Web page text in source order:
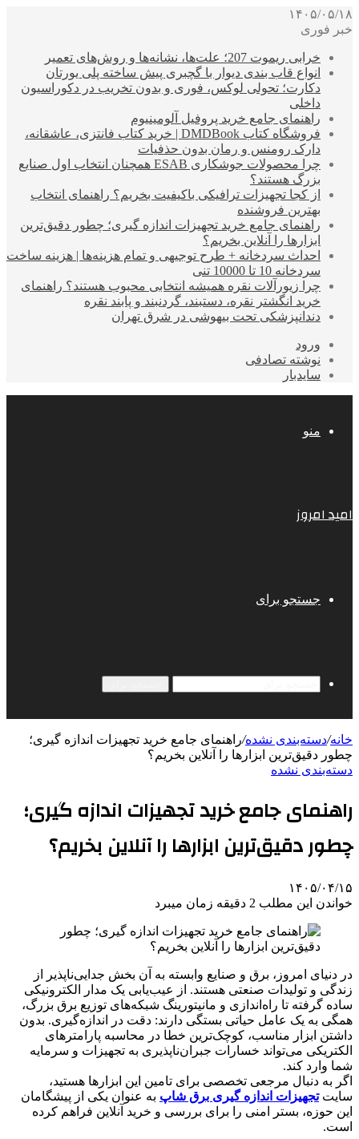
۱۴۰۵/۰۵/۱۸
خبر فوری
خرابی ریموت 207؛ علت‌ها، نشانه‌ها و روش‌های تعمیر
انواع قاب بندی دیوار با گچبری پیش ساخته پلی یورتان
دکارت؛ تحولی لوکس، فوری و بدون تخریب در دکوراسیون
داخلی
راهنمای جامع خرید پروفیل آلومینیوم
فروشگاه کتاب DMDBook | خرید کتاب فانتزی، عاشقانه،
دارک رومنس و رمان بدون حذفیات
چرا محصولات جوشکاری ESAB همچنان انتخاب اول صنایع
بزرگ هستند؟
از کجا تجهیزات ترافیکی باکیفیت بخریم؟ راهنمای انتخاب
بهترین فروشنده
راهنمای جامع خرید تجهیزات اندازه گیری؛ چطور دقیق‌ترین
ابزارها را آنلاین بخریم؟
احداث سردخانه + طرح توجیهی و تمام هزینه‌ها | هزینه ساخت
سردخانه 10 تا 10000 تنی
چرا زیورآلات نقره همیشه انتخابی محبوب هستند؟ راهنمای
خرید انگشتر نقره، دستبند، گردنبند و پابند نقره
دندانپزشکی تحت بیهوشی در شرق تهران
ورود
نوشته تصادفی
سایدبار
منو
امید امروز
جستجو برای
خانه/دسته‌بندی نشده/راهنمای جامع خرید تجهیزات اندازه گیری؛
چطور دقیق‌ترین ابزارها را آنلاین بخریم؟
دسته‌بندی نشده
راهنمای جامع خرید تجهیزات اندازه گیری؛
چطور دقیق‌ترین ابزارها را آنلاین بخریم؟
۱۴۰۵/۰۴/۱۵
خواندن این مطلب 2 دقیقه زمان میبرد
​در دنیای امروز، برق و صنایع وابسته به آن بخش جدایی‌ناپذیر از
زندگی و تولیدات صنعتی هستند. از عیب‌یابی یک مدار الکترونیکی
ساده گرفته تا راه‌اندازی و مانیتورینگ شبکه‌های توزیع برق بزرگ،
همگی به یک عامل حیاتی بستگی دارند: دقت در اندازه‌گیری. بدون
داشتن ابزار مناسب، کوچک‌ترین خطا در محاسبه پارامترهای
الکتریکی می‌تواند خسارات جبران‌ناپذیری به تجهیزات و سرمایه
شما وارد کند.
​اگر به دنبال مرجعی تخصصی برای تامین این ابزارها هستید،
سایتتجهیزات اندازه گیری برق شاپ به عنوان یکی از پیشگامان
این حوزه، بستر امنی را برای بررسی و خرید آنلاین فراهم کرده
است.